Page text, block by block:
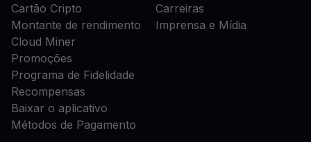
Cartão Cripto
Montante de rendimento
Cloud Miner
Promoções
Programa de Fidelidade
Recompensas
Baixar o aplicativo
Métodos de Pagamento
Carreiras
Imprensa e Mídia